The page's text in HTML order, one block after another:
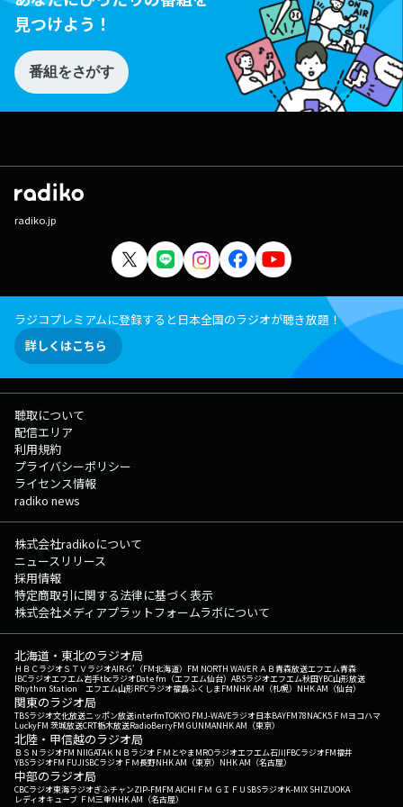
見つけよう！
番組をさがす
radiko.jp
ラジコプレミアムに登録すると日本全国のラジオが聴き放題！
詳しくはこちら
聴取について
配信エリア
利用規約
プライバシーポリシー
ライセンス情報
radiko news
株式会社radikoについて
ニュースリリース
採用情報
特定商取引に関する法律に基づく表示
株式会社メディアプラットフォームラボについて
北海道・東北のラジオ局
ＨＢＣラジオＳＴＶラジオAIR-G'（FM北海道） FM NORTH WAVEＲＡＢ青森放送エフエム青森
IBCラジオエフエム岩手tbcラジオDate fm（エフエム仙台） ABSラジオエフエム秋田YBC山形放送
Rhythm Station エフエム山形RFCラジオ福島ふくしまFMNHK AM（札幌） NHK AM（仙台）
関東のラジオ局
TBSラジオ文化放送ニッポン放送interfmTOKYO FMJ-WAVEラジオ日本BAYFM78NACK5 ＦＭヨコハマ
LuckyFM 茨城放送CRT栃木放送RadioBerryFM GUNMANHK AM（東京）
北陸・甲信越のラジオ局
ＢＳＮラジオFM NIIGATAＫＮＢラジオ ＦＭとやまMROラジオエフエム石川FBCラジオFM福井
YBSラジオFM FUJISBCラジオ ＦＭ長野NHK AM（東京） NHK AM（名古屋）
中部のラジオ局
CBCラジオ東海ラジオぎふチャンZIP-FMFM AICHI ＦＭ ＧＩＦＵ SBSラジオK-MIX SHIZUOKA
レディオキューブ ＦＭ三重NHK AM（名古屋）